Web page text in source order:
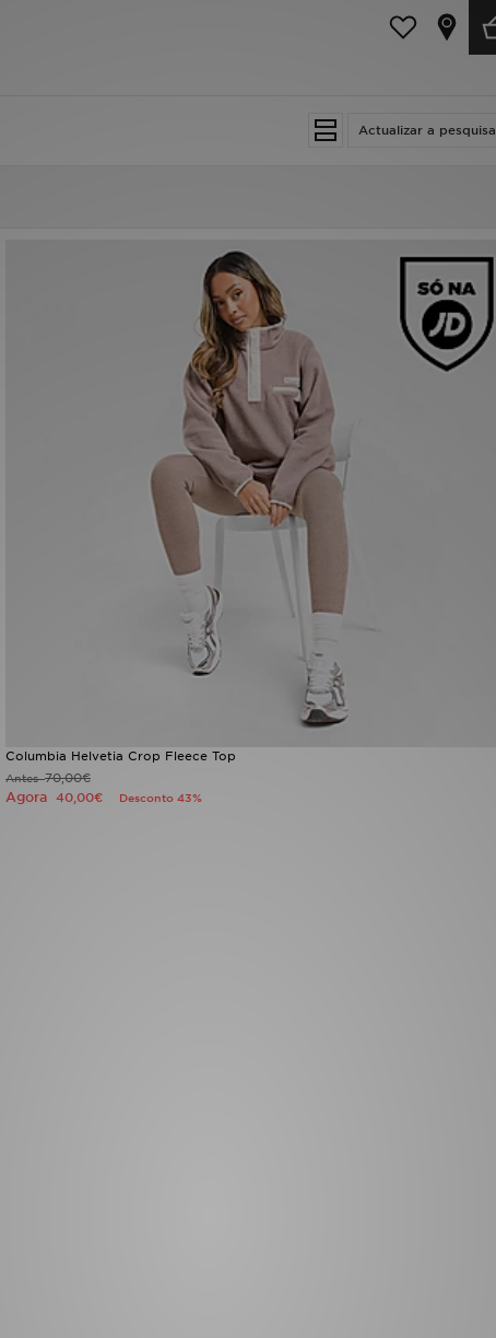
Actualizar a pesquisa
Columbia Helvetia Crop Fleece Top
Antes70,00€
Agora 40,00€ Desconto 43%